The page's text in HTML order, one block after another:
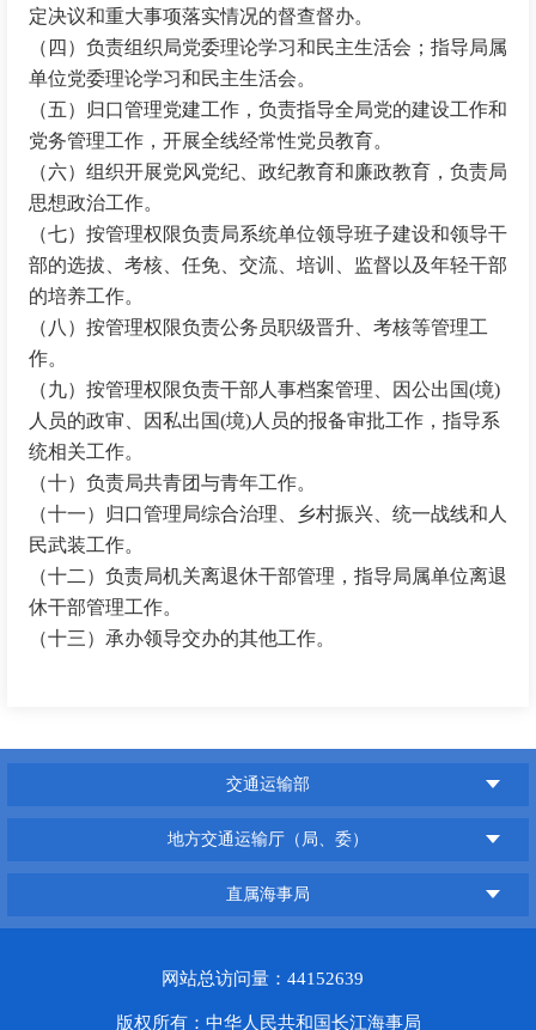
定决议和重大事项落实情况的督查督办。
（四）负责组织局党委理论学习和民主生活会；指导局属
单位党委理论学习和民主生活会。
（五）归口管理党建工作，负责指导全局党的建设工作和
党务管理工作，开展全线经常性党员教育。
（六）组织开展党风党纪、政纪教育和廉政教育，负责局
思想政治工作。
（七）按管理权限负责局系统单位领导班子建设和领导干
部的选拔、考核、任免、交流、培训、监督以及年轻干部
的培养工作。
（八）按管理权限负责公务员职级晋升、考核等管理工
作。
（九）按管理权限负责干部人事档案管理、因公出国(境)
人员的政审、因私出国(境)人员的报备审批工作，指导系
统相关工作。
（十）负责局共青团与青年工作。
（十一）归口管理局综合治理、乡村振兴、统一战线和人
民武装工作。
（十二）负责局机关离退休干部管理，指导局属单位离退
休干部管理工作。
（十三）承办领导交办的其他工作。
交通运输部
地方交通运输厅（局、委）
直属海事局
网站总访问量：44152639
版权所有：中华人民共和国长江海事局